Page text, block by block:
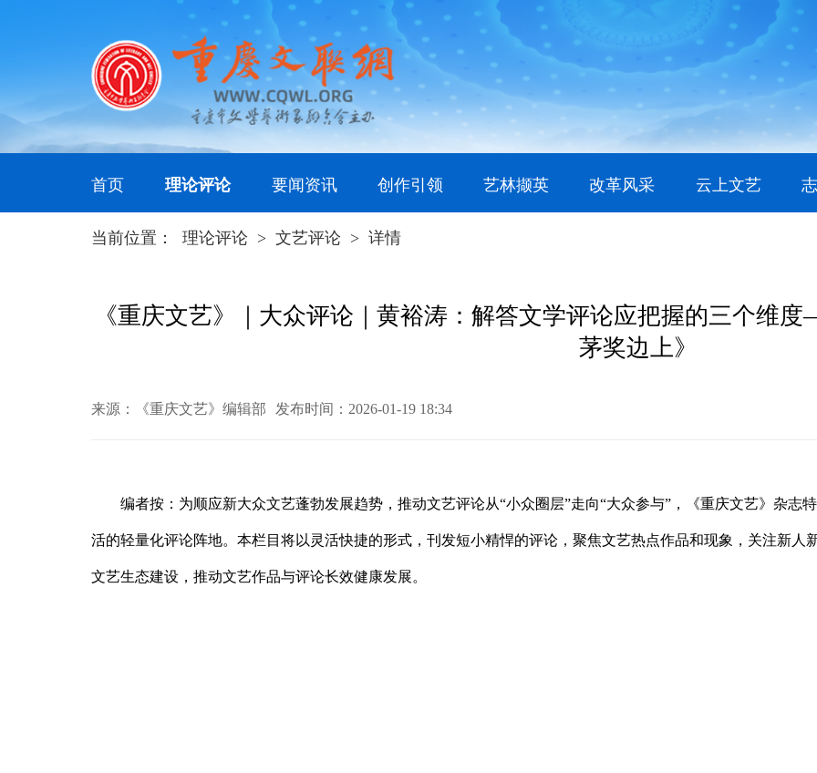
首页 理论评论 要闻资讯 创作引领 艺林撷英 改革风采 云上文艺
当前位置： 理论评论 > 文艺评论 > 详情
《重庆文艺》｜大众评论｜黄裕涛：解答文学评论应把握的三个
茅奖边上》
来源：《重庆文艺》编辑部 发布时间：2026-01-19 18:34
编者按：为顺应新大众文艺蓬勃发展趋势，推动文艺评论从“小众圈层”走向“大众参与”，《重庆文艺》杂志
活的轻量化评论阵地。本栏目将以灵活快捷的形式，刊发短小精悍的评论，聚焦文艺热点作品和现象，关注新人
文艺生态建设，推动文艺作品与评论长效健康发展。